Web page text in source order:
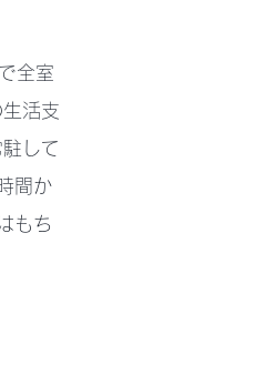
全室
活支
して
間か
もち